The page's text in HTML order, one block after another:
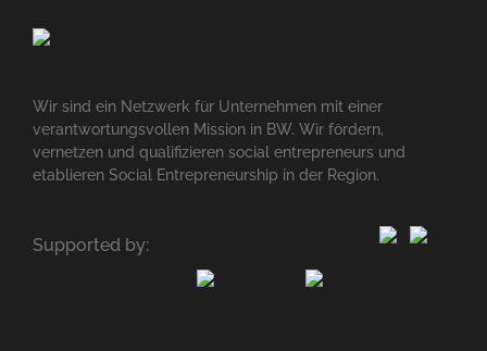
Wir sind ein Netzwerk für Unternehmen mit einer
verantwortungsvollen Mission in BW. Wir fördern,
vernetzen und qualifizieren social entrepreneurs und
etablieren Social Entrepreneurship in der Region.
Supported by: